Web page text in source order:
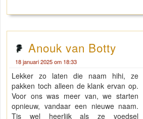
Anouk van Botty
18 januari 2025 om 18:33
Lekker zo laten die naam hihi, ze
pakken toch alleen de klank ervan op.
Voor ons was meer van, we starten
opnieuw, vandaar een nieuwe naam.
Tis wel heerlijk als ze voedsel